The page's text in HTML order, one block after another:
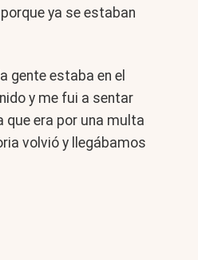
ya se estaban
gente estaba en el
y me fui a sentar
que era por una multa
volvió y llegábamos